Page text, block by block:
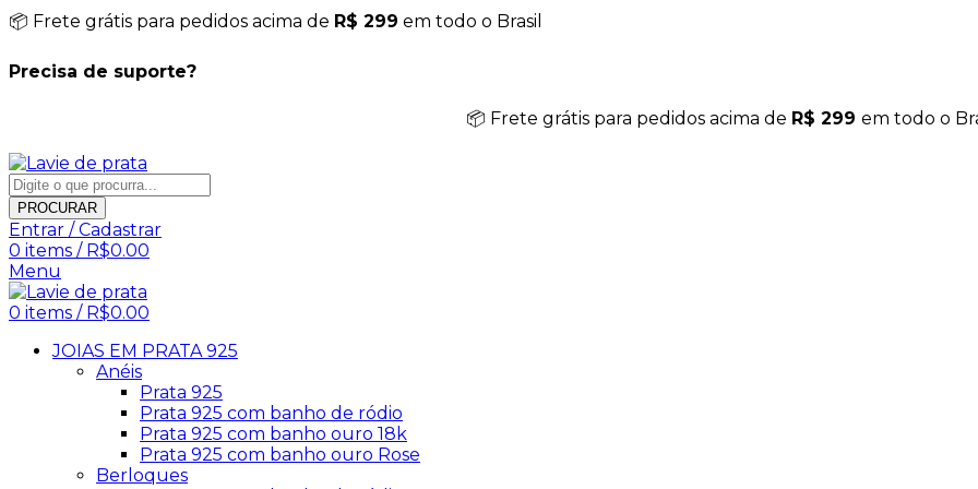
📦 Frete grátis para pedidos acima de R$ 299 em todo o Brasil
Precisa de suporte?
📦 Frete grátis para pedidos acima de R$ 299 em todo o
PROCURAR
Entrar / Cadastrar
0 items / R$0.00
Menu
0 items / R$0.00
JOIAS EM PRATA 925
Anéis
Prata 925
Prata 925 com banho de ródio
Prata 925 com banho ouro 18k
Prata 925 com banho ouro Rose
Berloques